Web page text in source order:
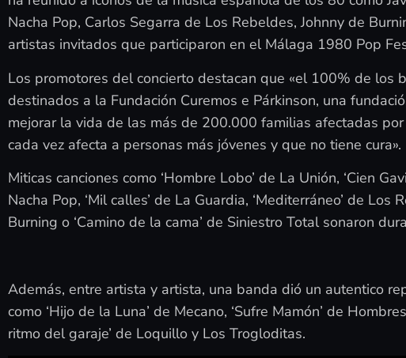
Nacha Pop, Carlos Segarra de Los Rebeldes, Johnny de
artistas invitados que participaron en el Málaga 1980 Pop
Los promotores del concierto destacan que «el 100% de los
destinados a la Fundación Curemos e Párkinson, una
mejorar la vida de las más de 200.000 familias afectadas
cada vez afecta a personas más jóvenes y que no tiene cura».
Miticas canciones como ‘Hombre Lobo’ de La Unión, ‘Cien
Nacha Pop, ‘Mil calles’ de La Guardia, ‘Mediterráneo’ de Los
Burning o ‘Camino de la cama’ de Siniestro Total sonaron
Además, entre artista y artista, una banda dió un autentico
como ‘Hijo de la Luna’ de Mecano, ‘Sufre Mamón’ de
ritmo del garaje’ de Loquillo y Los Trogloditas.